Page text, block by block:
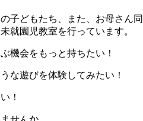
子どもたち、また、お母さん同
就園児教室を行っています。
機会をもっと持ちたい！
な遊びを体験してみたい！
！
せんか。